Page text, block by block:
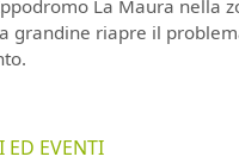
La Maura nella
grandine riapre il
ED EVENTI